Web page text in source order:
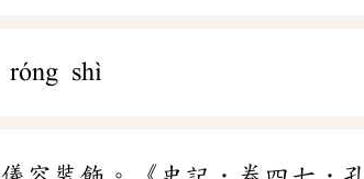
róng shì